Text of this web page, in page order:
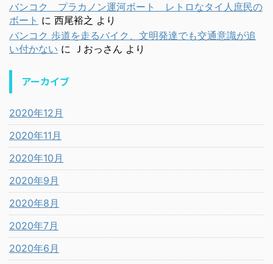
バンコク プラカノン運河ボート レトロなタイ人庶民の
ボート に 西尾裕之 より
バンコク 歩道を走るバイク、文明発達でも交通意識が追
い付かない に Ｊおっさん より
アーカイブ
2020年12月
2020年11月
2020年10月
2020年9月
2020年8月
2020年7月
2020年6月